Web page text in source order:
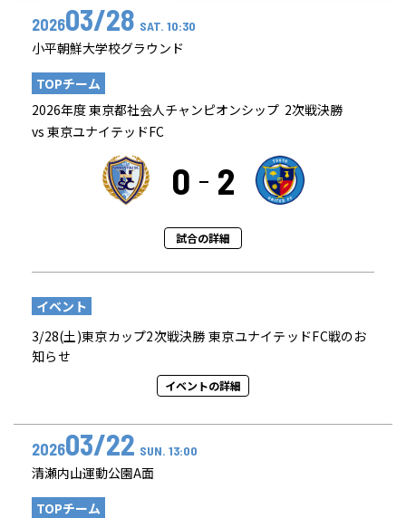
202603/28 SAT. 10:30
小平朝鮮大学校グラウンド
TOPチーム
2026年度 東京都社会人チャンピオンシップ 2次戦決勝
vs 東京ユナイテッドFC
0 2
試合の詳細
イベント
3/28(土)東京カップ2次戦決勝 東京ユナイテッドFC戦のお
知らせ
イベントの詳細
202603/22 SUN. 13:00
清瀬内山運動公園A面
TOPチーム